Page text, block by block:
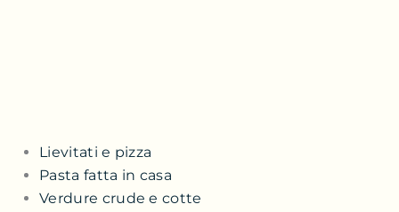
Lievitati e pizza
Pasta fatta in casa
Verdure crude e cotte